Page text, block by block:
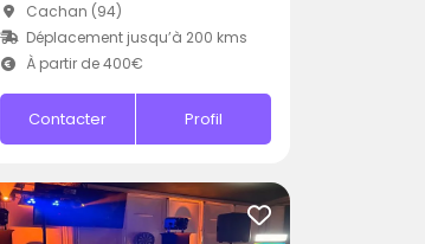
Cachan (94)
Déplacement jusqu’à 200 kms
À partir de 400€
Contacter Profil